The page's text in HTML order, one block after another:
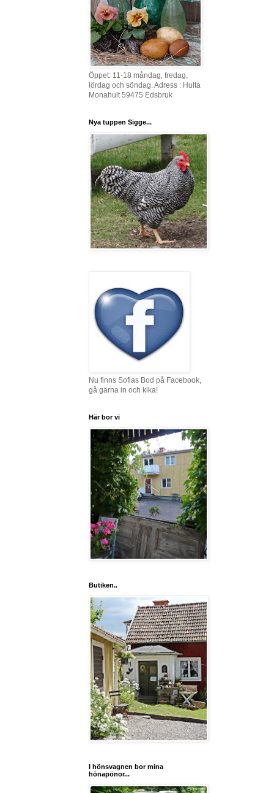
Öppet: 11-18 måndag, fredag,
lördag och söndag. Adress : Hulta
Monahult 59475 Edsbruk
Nya tuppen Sigge...
Nu finns Sofias Bod på Facebook,
gå gärna in och kika!
Här bor vi
Butiken..
I hönsvagnen bor mina
hönapönor...